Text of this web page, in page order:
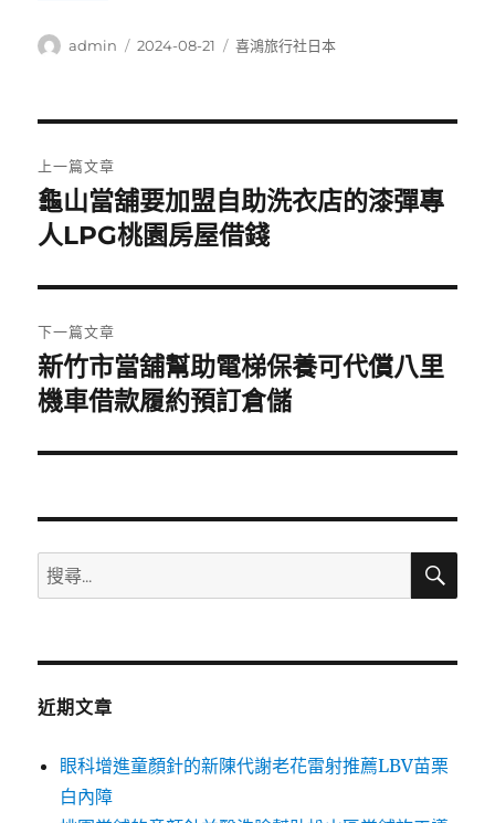
作
admin
發
2024-08-21
分
喜鴻旅行社日本
章
導
覽
上一篇文章
上
一
文
章:
龜山當舖要加盟自助洗衣店的漆彈專
人LPG桃園房屋借錢
下一篇文章
下
一
文
新竹市當舖幫助電梯保養可代償八里
機車借款履約預訂倉儲
搜
尋
鍵
搜
近期文章
眼科增進童顏針的新陳代謝老花雷射推薦LBV苗栗
白內障